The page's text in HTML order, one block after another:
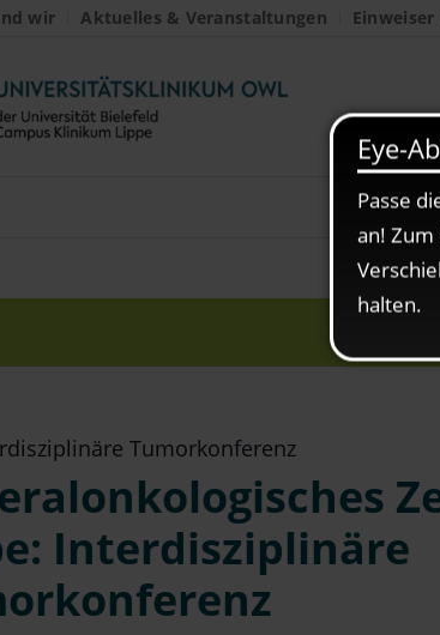
wir Aktuelles & Veranstaltungen
Tumorkonferenz
Interdisziplinäre